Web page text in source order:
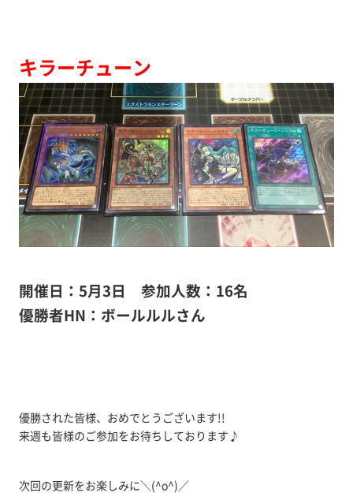
キラーチューン
開催日：5月3日 参加人数：16名
優勝者HN：ボールルルさん
優勝された皆様、おめでとうございます!!
来週も皆様のご参加をお待ちしております♪
次回の更新をお楽しみに＼(^o^)／